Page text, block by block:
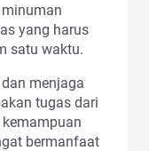
yang harus
satu waktu.
menjaga
tugas dari
bermanfaat